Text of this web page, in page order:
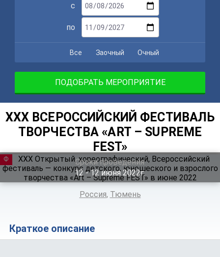
с
по
Все Заочный Очный
ПОДОБРАТЬ МЕРОПРИЯТИЕ
XXX ВСЕРОССИЙСКИЙ ФЕСТИВАЛЬ
ТВОРЧЕСТВА «ART – SUPREME
FEST»
Сроки проведения
12 ‐ 12июня 2022г.
ФЕСТИВАЛЬ
Россия, Тюмень
Краткое описание